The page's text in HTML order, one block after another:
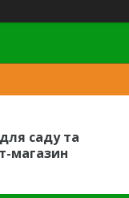
саду та
магазин